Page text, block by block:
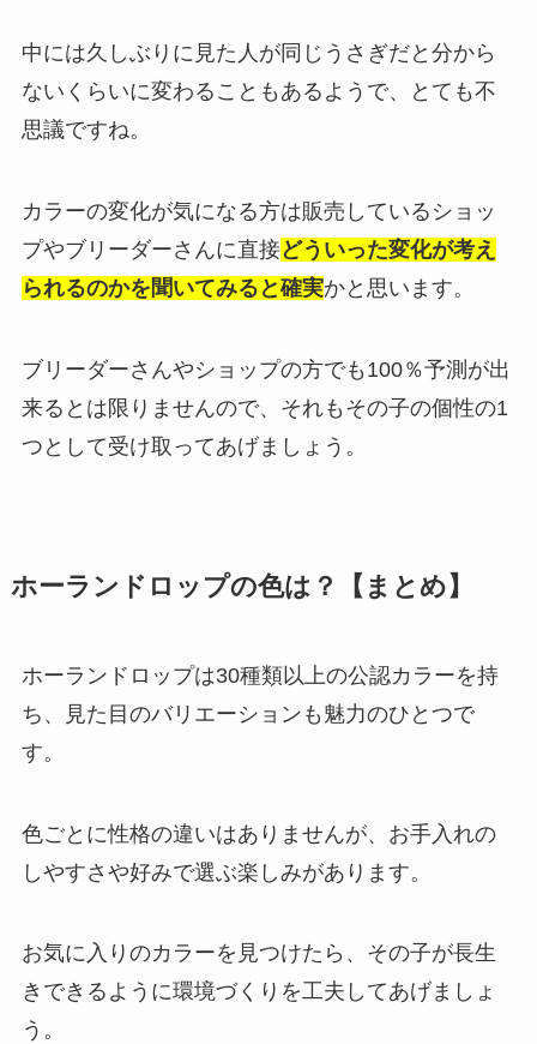
中には久しぶりに見た人が同じうさぎだと分から
ないくらいに変わることもあるようで、とても不
思議ですね。
カラーの変化が気になる方は販売しているショッ
プやブリーダーさんに直接どういった変化が考え
られるのかを聞いてみると確実かと思います。
ブリーダーさんやショップの方でも100％予測が出
来るとは限りませんので、それもその子の個性の1
つとして受け取ってあげましょう。
ホーランドロップの色は？【まとめ】
ホーランドロップは30種類以上の公認カラーを持
ち、見た目のバリエーションも魅力のひとつで
す。
色ごとに性格の違いはありませんが、お手入れの
しやすさや好みで選ぶ楽しみがあります。
お気に入りのカラーを見つけたら、その子が長生
きできるように環境づくりを工夫してあげましょ
う。